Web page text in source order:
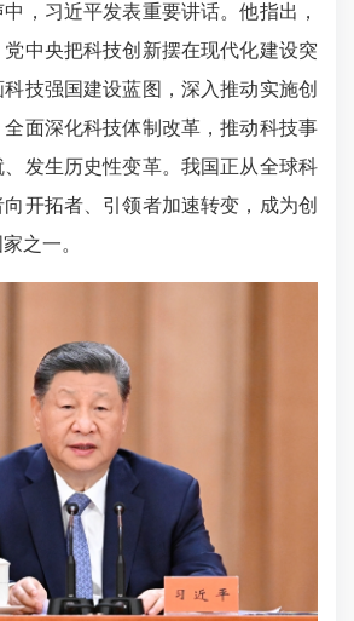
习近平发表重要讲话。他指出，
中央把科技创新摆在现代化建设突
技强国建设蓝图，深入推动实施创
面深化科技体制改革，推动科技事
发生历史性变革。我国正从全球科
开拓者、引领者加速转变，成为创
之一。